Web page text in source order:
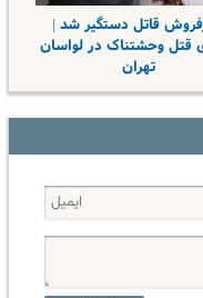
قاتل دستگیر شد |
قتل وحشتناک در لواسان
تهران